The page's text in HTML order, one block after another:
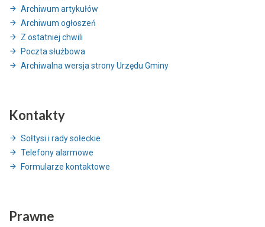
Archiwum artykułów
Archiwum ogłoszeń
Z ostatniej chwili
Poczta służbowa
Archiwalna wersja strony Urzędu Gminy
Kontakty
Sołtysi i rady sołeckie
Telefony alarmowe
Formularze kontaktowe
Prawne